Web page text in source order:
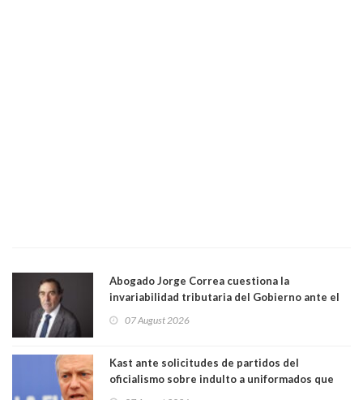
Abogado Jorge Correa cuestiona la
invariabilidad tributaria del Gobierno ante el
democracia” y "defendemos la alternancia en el
07 August 2026
Kast ante solicitudes de partidos del
oficialismo sobre indulto a uniformados que